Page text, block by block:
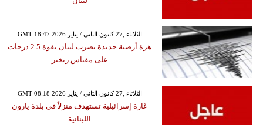
GMT 18:47 2026 الثلاثاء ,27 كانون الثاني / يناير
هزة أرضية جديدة تضرب لبنان بقوة 2.5 درجات
على مقياس ريختر
GMT 08:18 2026 الثلاثاء ,27 كانون الثاني / يناير
غارة إسرائيلية تستهدف منزلاً في بلدة يارون
اللبنانية